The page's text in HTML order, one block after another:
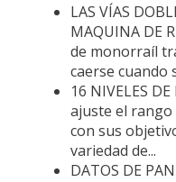
LAS VÍAS
MAQUINA DE
de monorraíl
caerse cuando
16 NIVELES DE
ajuste el rango
con sus
variedad de...
DATOS DE